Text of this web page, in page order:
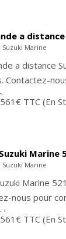
a
Suzuki Marine
a distance
Contactez-
TTC(En
Marine
Suzuki Marine
Marine
nous pour
!
TTC(En